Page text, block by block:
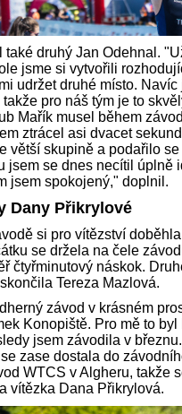
také druhý Jan Odehnal.
jsme si vytvořili
udržet druhé místo.
pro náš tým je to
Mařík musel během
ztrácel asi dvacet
větší skupině a podařilo
jsem se dnes necítil úplně
jsem spokojený," doplnil.
Dany Přikrylové
si pro vítězství
se držela na čele
čtyřminutový náskok.
Tereza Mazlová.
závod v krásném
Konopiště. Pro mě to
jsem závodila v
zase dostala do
WTCS v Algheru, takže
vítězka Dana Přikrylová.